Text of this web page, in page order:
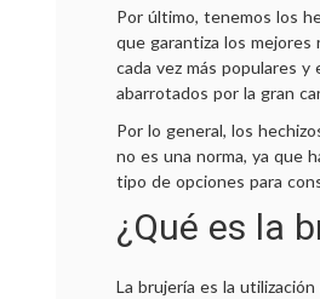
Por último, tenemos los
que garantiza los mejores
cada vez más populares
abarrotados por la gran
Por lo general, los
no es una norma, ya que
tipo de opciones para
¿Qué es la
La brujería es la